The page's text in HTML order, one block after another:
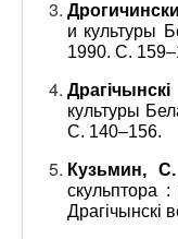
и культуры
1990. С.
культуры
С. 140–156.
Кузьмин, С.
скульптора
Драгічынскі